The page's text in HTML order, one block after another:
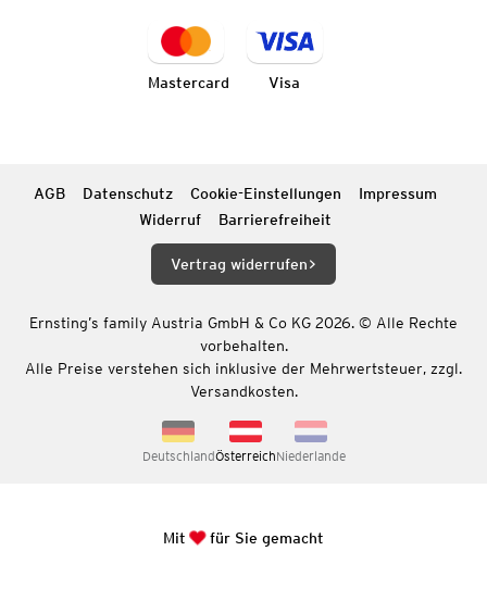
Mastercard Visa
AGB Datenschutz Cookie-Einstellungen
Impressum
Widerruf
Barrierefreiheit
Vertrag widerrufen
Ernsting’s family Austria GmbH & Co KG 2026. © Alle Rechte
vorbehalten.
Alle Preise verstehen sich inklusive der Mehrwertsteuer, zzgl.
Versandkosten.
DeutschlandÖsterreichNiederlande
Mit für Sie gemacht